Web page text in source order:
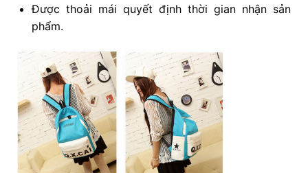
Được thoải mái quyết định thời gian nhận sản
phẩm.